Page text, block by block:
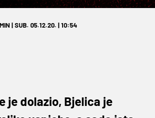
| SUB. 05.12.20. | 10:54
je dolazio, Bjelica je